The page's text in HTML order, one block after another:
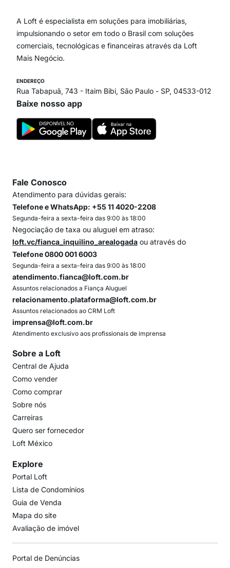
Paraíso
Itaim Bibi
A Loft é especialista em soluções para imobiliárias,
impulsionando o setor em todo o Brasil com soluções
comerciais, tecnológicas e financeiras através da Loft
Mais Negócio.
ENDEREÇO
Rua Tabapuã, 743 - Itaim Bibi, São Paulo - SP, 04533-012
Baixe nosso app
Fale Conosco
Atendimento para dúvidas gerais:
Telefone e WhatsApp: +55 11 4020-2208
Segunda-feira a sexta-feira das 9:00 às 18:00
Negociação de taxa ou aluguel em atraso:
loft.vc/fianca_inquilino_arealogada ou através do
Telefone 0800 001 6003
Segunda-feira a sexta-feira das 9:00 às 18:00
atendimento.fianca@loft.com.br
Assuntos relacionados a Fiança Aluguel
relacionamento.plataforma@loft.com.br
Assuntos relacionados ao CRM Loft
imprensa@loft.com.br
Atendimento exclusivo aos profissionais de imprensa
Sobre a Loft
Central de Ajuda
Como vender
Como comprar
Sobre nós
Carreiras
Quero ser fornecedor
Loft México
Explore
Portal Loft
Lista de Condomínios
Guia de Venda
Mapa do site
Avaliação de imóvel
Portal de Denúncias